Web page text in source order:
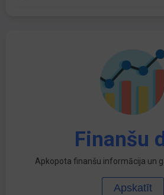
Finanšu
Apkopota finanšu informācija un
Apskatīt